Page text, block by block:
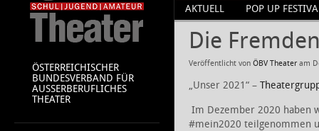
ÖSTERREICHISCHER
BUNDESVERBAND FÜR
AUSSERBERUFLICHES
THEATER
AKTUELL POP UP
Die
Veröffentlicht von ÖBV Theater am
„Unser 2021“ –
Im Dezember 2020 haben
#mein2020 teilgenommen